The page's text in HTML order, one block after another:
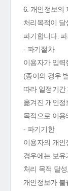
6. 개인정보의
처리목적이 달
파기합니다.
- 파기절차
이용자가 입력
(종이의 경우
따라 일정기간
옮겨진 개인정
목적으로 이용
- 파기기한
이용자의 개인
경우에는 보유
처리 목적 달
개인정보가